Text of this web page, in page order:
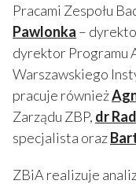
Pracami Zespołu
Pawlonka –
dyrektor Programu
Warszawskiego
pracuje również
Zarządu ZBP, dr
specjalista oraz
ZBiA realizuje